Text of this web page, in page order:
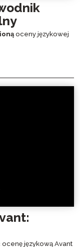
oceny językowej
językową Avant